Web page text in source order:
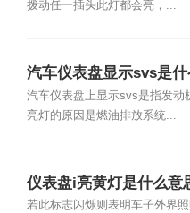
拨动任一插头此灯都会亮，...
汽车仪表盘显示svs是什
汽车仪表盘上显示svs是指发动
亮灯的原因是燃油排放系统...
仪表盘i亮黄灯是什么意
若此标志闪烁则表明车子外界